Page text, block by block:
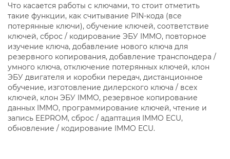
Что касается работы с ключами, то стоит отметить
такие функции, как считывание PIN-кода (все
потерянные ключи), обучение ключей, соответствие
ключей, сброс / кодирование ЭБУ IMMO, повторное
изучение ключа, добавление нового ключа для
резервного копирования, добавление транспондера /
умного ключа, отключение потерянных ключей, клон
ЭБУ двигателя и коробки передач, дистанционное
обучение, изготовление дилерского ключа / всех
ключей, клон ЭБУ IMMO, резервное копирование
данных IMMO, программирование ключей, чтение и
запись EEPROM, сброс / адаптация IMMO ECU,
обновление / кодирование IMMO ECU.